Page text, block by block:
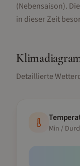
(Nebensaison).
in dieser Zeit
Detaillierte
Min /